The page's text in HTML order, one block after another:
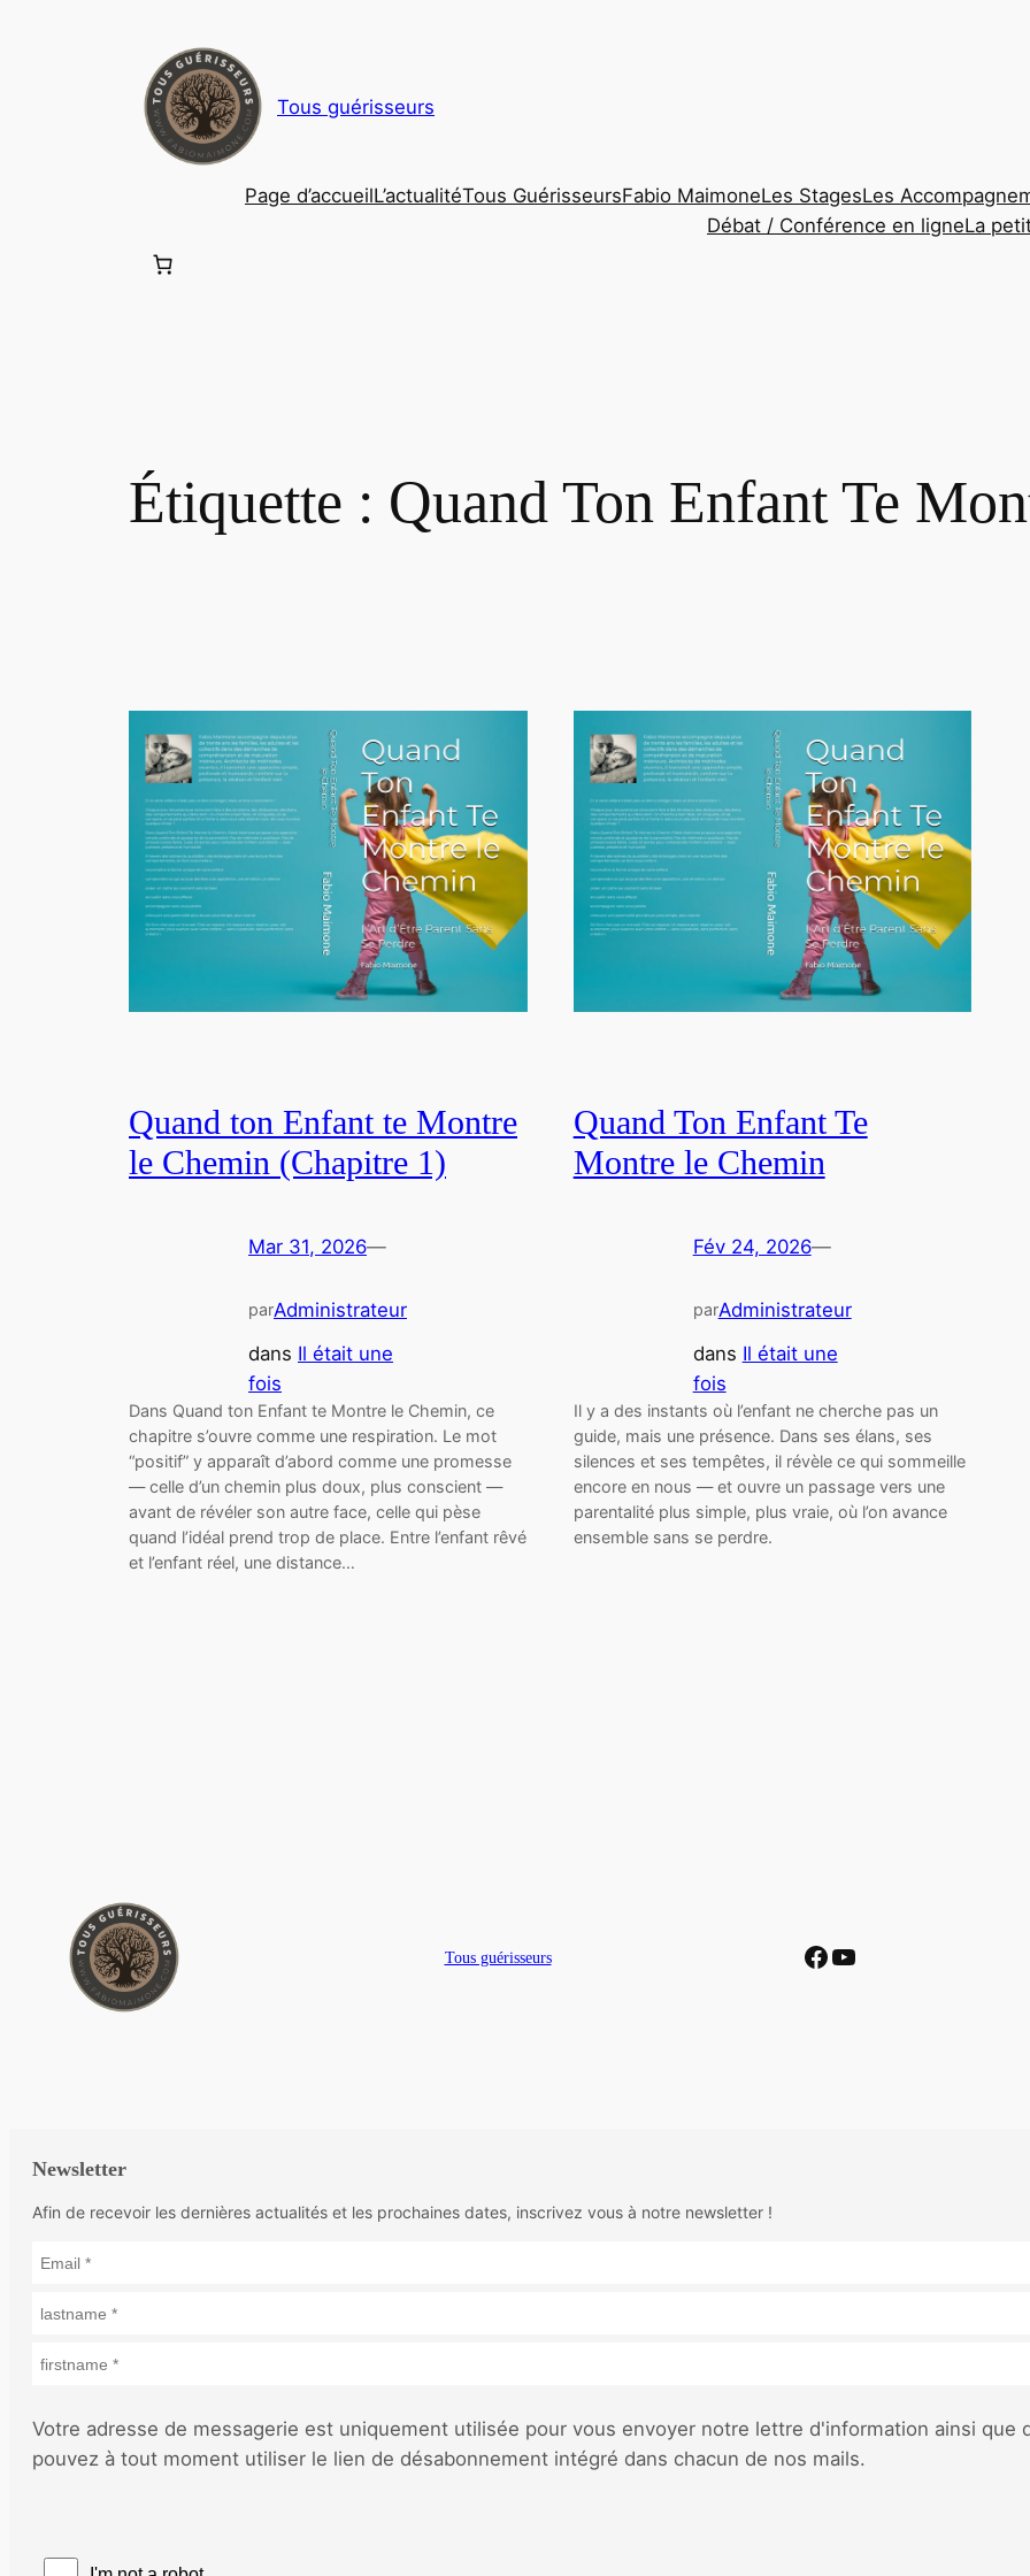
Tous guérisseurs
Page d’accueilL’actualitéTous GuérisseursFabio MaimoneLes StagesLes
Débat / Conférence en ligneLa
Étiquette : Quand Ton Enfant Te
Quand ton Enfant te Montre
le Chemin (Chapitre 1)
Mar 31, 2026—
parAdministrateur
dans Il était une
fois
Dans Quand ton Enfant te Montre le Chemin, ce
chapitre s’ouvre comme une respiration. Le mot
“positif” y apparaît d’abord comme une promesse
— celle d’un chemin plus doux, plus conscient —
avant de révéler son autre face, celle qui pèse
quand l’idéal prend trop de place. Entre l’enfant rêvé
et l’enfant réel, une distance…
Quand Ton Enfant Te
Montre le Chemin
Fév 24, 2026—
parAdministrateur
dans Il était une
fois
Il y a des instants où l’enfant ne cherche pas un
guide, mais une présence. Dans ses élans, ses
silences et ses tempêtes, il révèle ce qui sommeille
encore en nous — et ouvre un passage vers une
parentalité plus simple, plus vraie, où l’on avance
ensemble sans se perdre.
Tous guérisseurs Facebook
YouTube
Newsletter
Afin de recevoir les dernières actualités et les prochaines dates, inscrivez vous à notre newsletter !
Votre adresse de messagerie est uniquement utilisée pour vous envoyer notre lettre d'information ainsi que
pouvez à tout moment utiliser le lien de désabonnement intégré dans chacun de nos mails.